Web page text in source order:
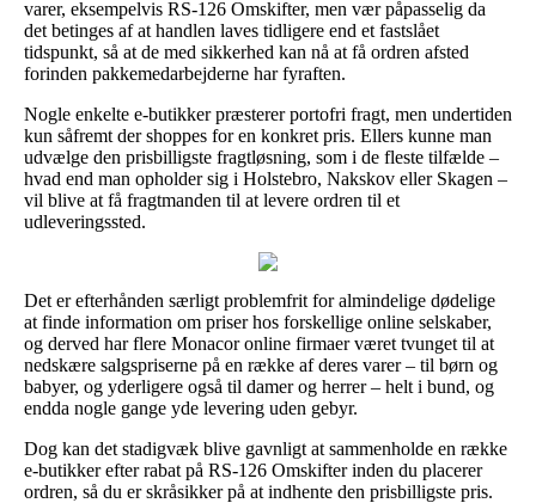
varer, eksempelvis RS-126 Omskifter, men vær påpasselig da
det betinges af at handlen laves tidligere end et fastslået
tidspunkt, så at de med sikkerhed kan nå at få ordren afsted
forinden pakkemedarbejderne har fyraften.
Nogle enkelte e-butikker præsterer portofri fragt, men undertiden
kun såfremt der shoppes for en konkret pris. Ellers kunne man
udvælge den prisbilligste fragtløsning, som i de fleste tilfælde –
hvad end man opholder sig i Holstebro, Nakskov eller Skagen –
vil blive at få fragtmanden til at levere ordren til et
udleveringssted.
Det er efterhånden særligt problemfrit for almindelige dødelige
at finde information om priser hos forskellige online selskaber,
og derved har flere Monacor online firmaer været tvunget til at
nedskære salgspriserne på en række af deres varer – til børn og
babyer, og yderligere også til damer og herrer – helt i bund, og
endda nogle gange yde levering uden gebyr.
Dog kan det stadigvæk blive gavnligt at sammenholde en række
e-butikker efter rabat på RS-126 Omskifter inden du placerer
ordren, så du er skråsikker på at indhente den prisbilligste pris.